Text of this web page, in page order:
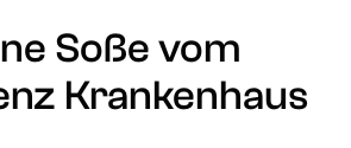
Soße vom
Krankenhaus